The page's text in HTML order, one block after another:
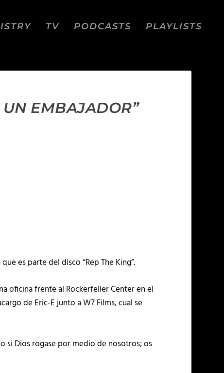
TV PODCASTS PLAYLISTS
EMBAJADOR”
es parte del disco “Rep The King”.
oficina frente al Rockerfeller Center en el
de Eric-E junto a W7 Films, cual se
si Dios rogase por medio de nosotros; os